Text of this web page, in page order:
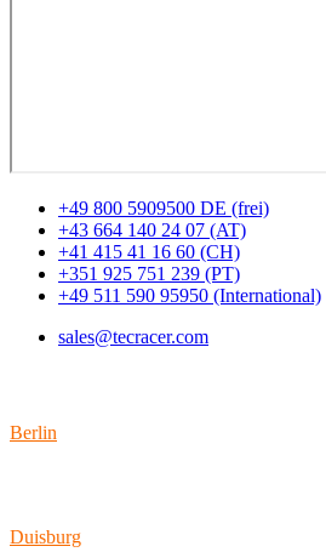
+49 800 5909500 DE (frei)
+43 664 140 24 07 (AT)
+41 415 41 16 60 (CH)
+351 925 751 239 (PT)
+49 511 590 95950 (International)
sales@tecracer.com
Berlin
Duisburg